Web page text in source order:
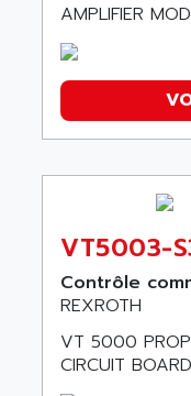
AMPLIFIER
VT5003-
Contrôle
REXROTH
VT 5000
CIRCUIT